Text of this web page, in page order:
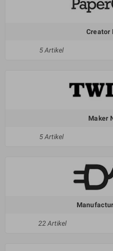
Creator
5 Artikel
Maker
5 Artikel
22 Artikel